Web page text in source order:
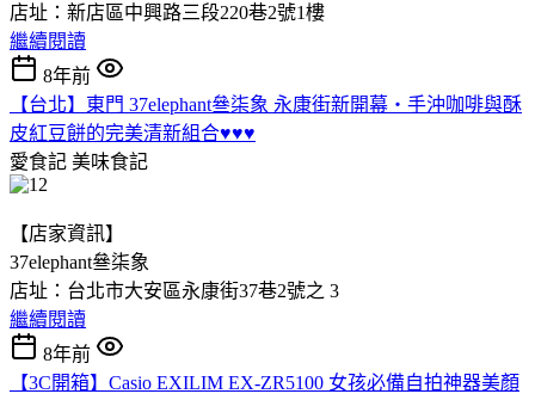
店址：新店區中興路三段220巷2號1樓
繼續閱讀
8年前
【台北】東門 37elephant叄柒象 永康街新開幕‧手沖咖啡與酥
皮紅豆餅的完美清新組合♥♥♥
愛食記 美味食記
【店家資訊】
37elephant叄柒象
店址：台北市大安區永康街37巷2號之 3
繼續閱讀
8年前
【3C開箱】Casio EXILIM EX-ZR5100 女孩必備自拍神器美顏